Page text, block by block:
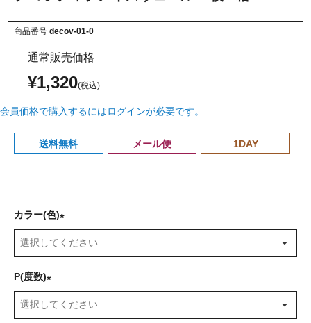
商品番号 decov-01-0
通常販売価格
¥1,320
会員価格で購入するにはログインが必要です。
送料無料 メール便 1DAY
カラー(色)
必
)
P(度数)
必